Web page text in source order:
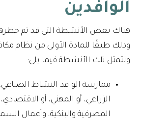
الوافدين
هناك بعض الأنشطة التي قد تم حظرها
وذلك طبقًا للمادة الأولى من نظام
وتتمثل تلك الأنشطة فيما يلي:
ممارسة الوافد النشاط الصناعي،
الزراعي، أو المهني، أو
المصرفية والبنكية، وأعمال